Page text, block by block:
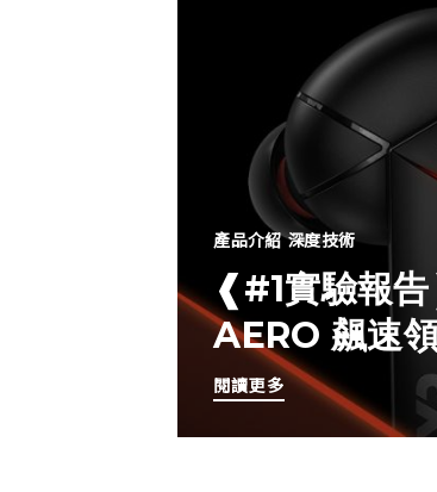
產品介紹 深度技術
❰#1實驗報
AERO 飆速
閱讀更多